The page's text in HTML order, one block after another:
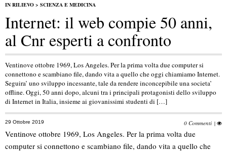
IN RILIEVO > SCIENZA E MEDICINA
Internet: il web compie 50 anni,
al Cnr esperti a confronto
Ventinove ottobre 1969, Los Angeles. Per la prima volta due computer si
connettono e scambiano file, dando vita a quello che oggi chiamiamo Internet.
Seguira’ uno sviluppo incessante, tale da rendere inconcepibile una societa’
offline. Oggi, 50 anni dopo, alcuni tra i principali protagonisti dello sviluppo
di Internet in Italia, insieme ai giovanissimi studenti di […]
29 Ottobre 2019 0 Commenti |
Ventinove ottobre 1969, Los Angeles. Per la prima volta due
computer si connettono e scambiano file, dando vita a quello che